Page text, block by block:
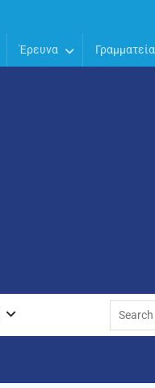
Έρευνα Γραμματεία
Search
for: